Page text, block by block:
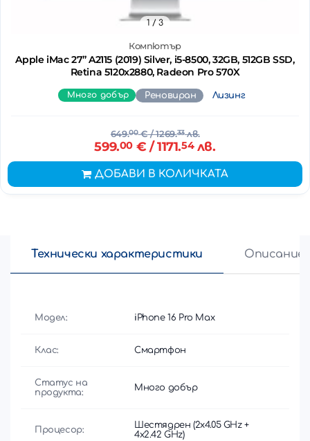
Компютър
Apple iMac 27’’ A2115 (2019) Silver, i5-8500, 32GB, 512GB SSD,
Retina 5120x2880, Radeon Pro 570X
1 / 3
Много добър Реновиран Лизинг
649.00€/ 1269.33лв.
599.00€ / 1171.54лв.
ДОБАВИ В КОЛИЧКАТА
Технически характеристики Описание
Модел: iPhone 16 Pro Max
Клас: Смартфон
Статус на
продукта:
Много добър
Процесор:
Шестядрен (2x4.05 GHz +
4x2.42 GHz)